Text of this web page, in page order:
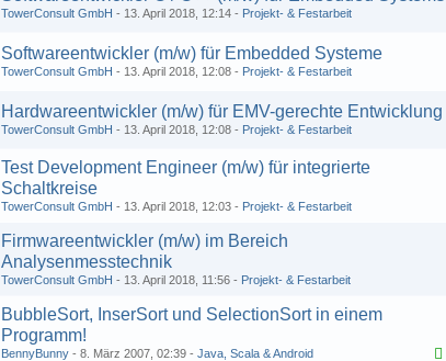
TowerConsult GmbH 13. April 2018, 12:14 Projekt- & Festarbeit
Softwareentwickler (m/w) für Embedded Systeme
TowerConsult GmbH 13. April 2018, 12:08 Projekt- & Festarbeit
Hardwareentwickler (m/w) für EMV-gerechte Entwicklung
TowerConsult GmbH 13. April 2018, 12:08 Projekt- & Festarbeit
Test Development Engineer (m/w) für integrierte
Schaltkreise
TowerConsult GmbH 13. April 2018, 12:03 Projekt- & Festarbeit
Firmwareentwickler (m/w) im Bereich
Analysenmesstechnik
TowerConsult GmbH 13. April 2018, 11:56 Projekt- & Festarbeit
BubbleSort, InserSort und SelectionSort in einem
Programm!
BennyBunny 8. März 2007, 02:39 Java, Scala & Android